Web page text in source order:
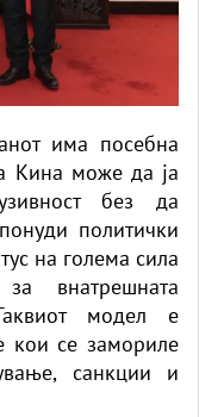
има посебна
Кина може да ја
без да
политички
на голема сила
внатрешната
модел е
кои се замориле
санкции и